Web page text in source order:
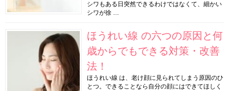
シワもある日突然できるわけではなくて、細かい
シワが徐 …
ほうれい線 の六つの原因と何
歳からでもできる対策・改善
法！
ほうれい線 は、老け顔に見られてしまう原因のひ
とつ。できることなら自分の顔にはできてほしく